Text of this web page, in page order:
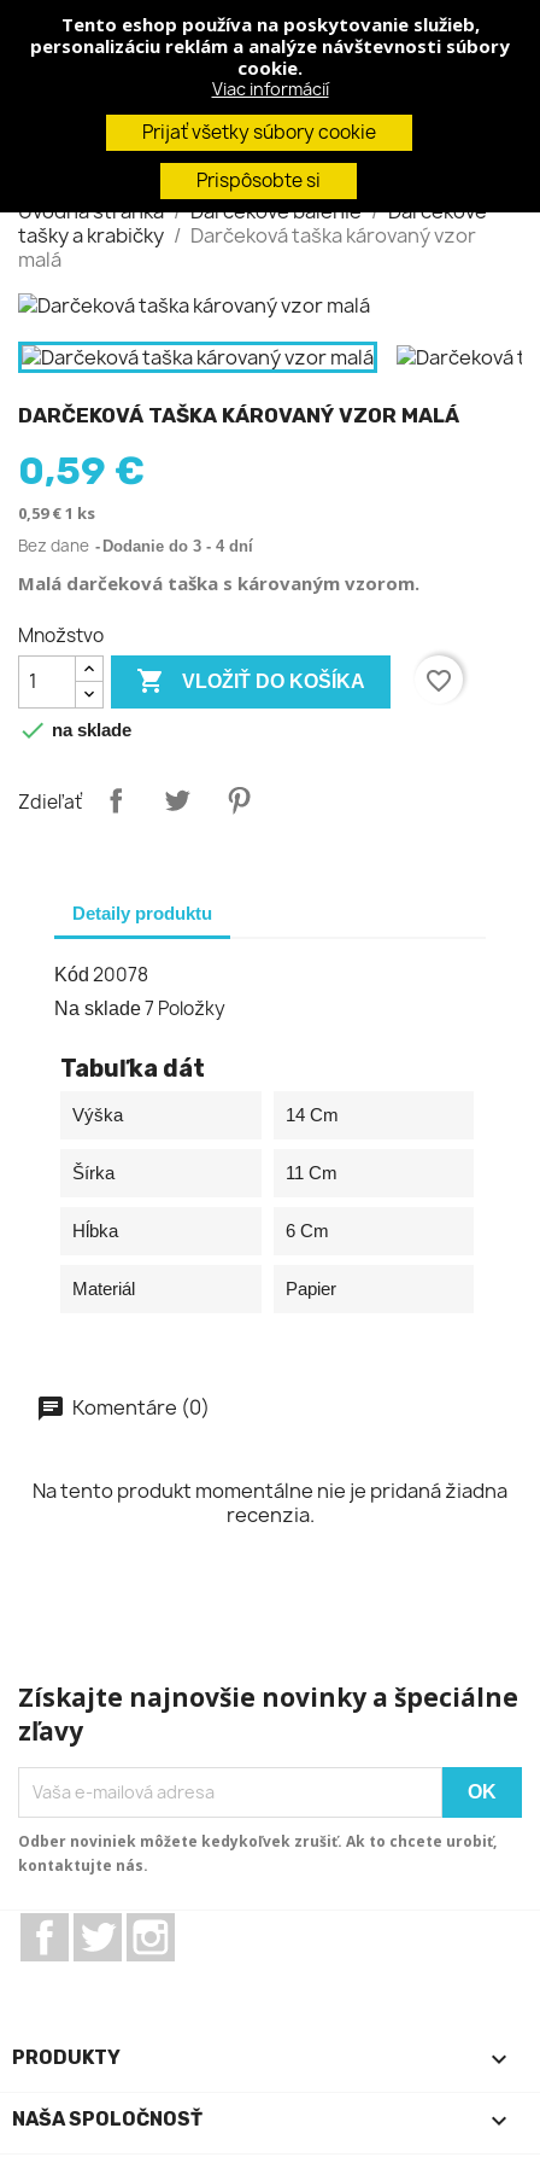
Tento eshop používa na poskytovanie služieb,
personalizáciu reklám a analýze návštevnosti súbory
cookie.
Viac informácií
Prijať všetky súbory cookie
Prispôsobte si
shopping_cart

Úvodná stránka Darčekové balenie
Darčekové
tašky a krabičky
Darčeková taška károvaný vzor
malá
DARČEKOVÁ TAŠKA KÁROVANÝ VZOR MALÁ
0,59 €
0,59 € 1 ks
Bez dane
Dodanie do 3 - 4 dní
Malá darčeková taška s károvaným vzorom.
Množstvo
 VLOŽIŤ DO KOŠÍKA
favorite_border
 na sklade
Zdieľať
Detaily produktu
Kód 20078
Na sklade7 Položky
Tabuľka dát
Výška 14 Cm
Šírka 11 Cm
Hĺbka 6 Cm
Materiál Papier
Komentáre (0)
Na tento produkt momentálne nie je pridaná žiadna
recenzia.
Získajte najnovšie novinky a špeciálne
zľavy
Odber noviniek môžete kedykoľvek zrušiť. Ak to chcete urobiť,
kontaktujte nás.
Facebook
Twitter
PRODUKTY 
NAŠA SPOLOČNOSŤ 